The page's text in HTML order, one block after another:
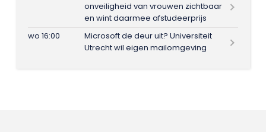
onveiligheid van vrouwen zichtbaar
en wint daarmee afstudeerprijs
wo 16:00
Microsoft de deur uit? Universiteit
Utrecht wil eigen mailomgeving